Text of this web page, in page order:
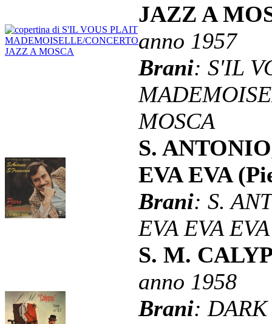
JAZZ A
anno 1957
Brani: S'IL
MOSCA
S.
EVA EVA
Brani: S.
EVA EVA EVA
S. M.
anno 1958
Brani: